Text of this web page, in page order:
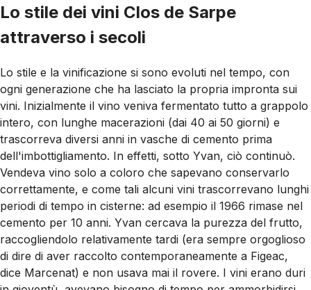
Lo stile dei vini Clos de Sarpe
attraverso i secoli
Lo stile e la vinificazione si sono evoluti nel tempo, con
ogni generazione che ha lasciato la propria impronta sui
vini. Inizialmente il vino veniva fermentato tutto a grappolo
intero, con lunghe macerazioni (dai 40 ai 50 giorni) e
trascorreva diversi anni in vasche di cemento prima
dell'imbottigliamento. In effetti, sotto Yvan, ciò continuò.
Vendeva vino solo a coloro che sapevano conservarlo
correttamente, e come tali alcuni vini trascorrevano lunghi
periodi di tempo in cisterne: ad esempio il 1966 rimase nel
cemento per 10 anni. Yvan cercava la purezza del frutto,
raccogliendolo relativamente tardi (era sempre orgoglioso
di dire di aver raccolto contemporaneamente a Figeac,
dice Marcenat) e non usava mai il rovere. I vini erano duri